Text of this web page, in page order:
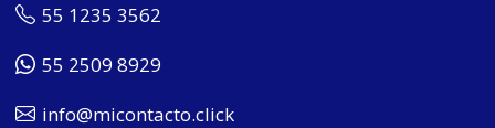
55 1235 3562
55 2509 8929
info@micontacto.click